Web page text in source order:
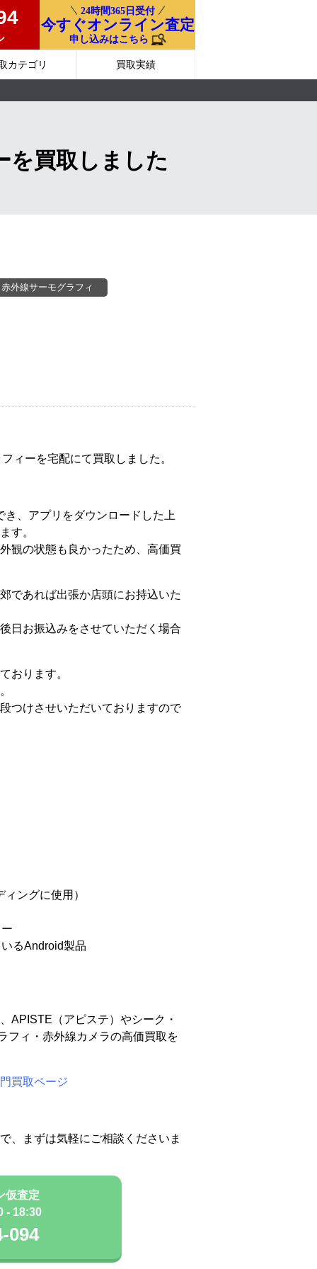
24時間365日受付
今すぐオンライン査定
申し込みはこちら
カテゴリ 買取実績
買取しました
外線サーモグラフィ
ィーを宅配にて買取しました。
、アプリをダウンロードした上
す。
観の状態も良かったため、高価買
であれば出張か店頭にお持込いた
日お振込みをさせていただく場合
おります。
つけさせいただいておりますので
ングに使用）
るAndroid製品
APISTE（アピステ）やシーク・
フィ・赤外線カメラの高価買取を
買取ページ
、まずは気軽にご相談くださいま
仮査定
- 18:30
094